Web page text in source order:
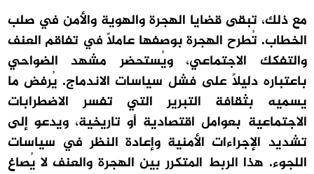
مع ذلك، تبقى قضايا الهجرة والهوية والأمن في صلب
الخطاب. تُطرح الهجرة بوصفها عاملاً في تفاقم العنف
والتفكك الاجتماعي، ويُستحضر مشهد الضواحي
باعتباره دليلاً على فشل سياسات الاندماج. يُرفض ما
يسميه بثقافة التبرير التي تفسر الاضطرابات
الاجتماعية بعوامل اقتصادية أو تاريخية، ويدعو إلى
تشديد الإجراءات الأمنية وإعادة النظر في سياسات
اللجوء. هذا الربط المتكرر بين الهجرة والعنف لا يُصاغ